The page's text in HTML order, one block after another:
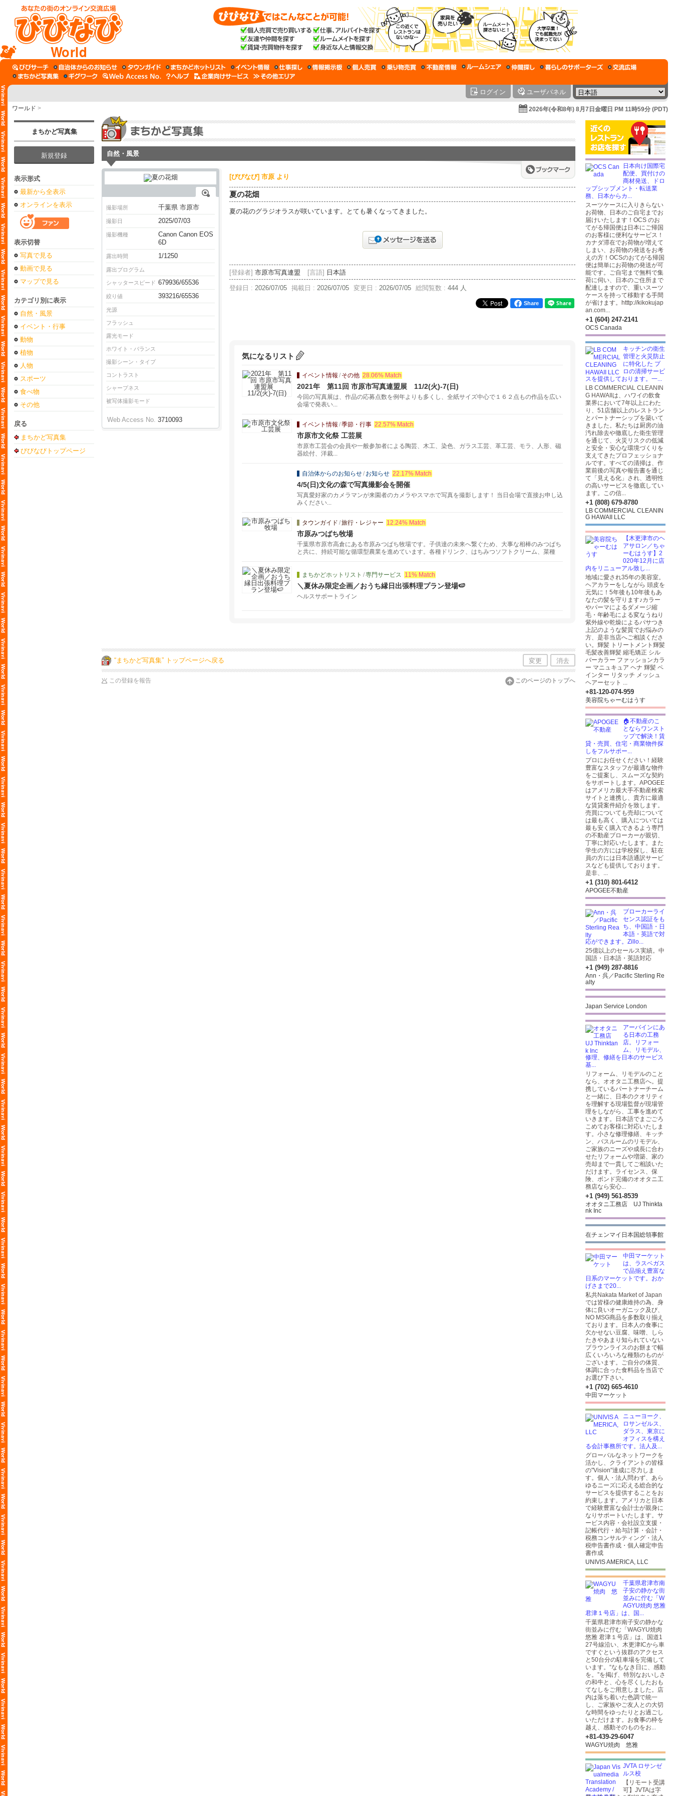
World
ログイン ユーザパネル
ワールド > 2026年(令和8年) 8月7日金曜日 PM 11時59分 (PDT)
まちかど写真集
新規登録
表示形式
最新から全表示
オンラインを表示
表示切替
写真で見る
動画で見る
マップで見る
カテゴリ別に表示
自然・風景
イベント・行事
動物
植物
人物
スポーツ
食べ物
その他
戻る
まちかど写真集
びびなびトップページ
自然・風景
撮影場所 千葉県 市原市
撮影日 2025/07/03
撮影機種
Canon Canon EOS
6D
露出時間 1/1250
露出プログラム
シャッタースピード 679936/65536
絞り値 393216/65536
光源
フラッシュ
露光モード
ホワイト・バランス
撮影シーン・タイプ
コントラスト
シャープネス
被写体撮影モード
Web Access No. 3710093
[びびなび] 市原 より
夏の花畑
夏の花のグラジオラスが咲いています。とても暑くなってきました。
[登録者] 市原市写真連盟 [言語] 日本語
登録日 : 2026/07/05 掲載日 : 2026/07/05 変更日 : 2026/07/05 総閲覧数 : 444 人
Share
気になるリスト
イベント情報 / その他 28.06% Match
2021年 第11回 市原市写真連盟展 11/2(火)-7(日)
今回の写真展は、作品の応募点数を例年よりも多くし、全紙サイズ中心で１６２点もの作品を広い
会場で発表い...
イベント情報 /季節・行事 22.57% Match
市原市文化祭 工芸展
市原市工芸会の会員や一般参加者による陶芸、木工、染色、ガラス工芸、革工芸、モラ、人形、磁
器絵付、洋裁...
自治体からのお知らせ/ お知らせ 22.17% Match
4/5(日)文化の森で写真撮影会を開催
写真愛好家のカメラマンが来園者のカメラやスマホで写真を撮影します！ 当日会場で直接お申し込
みください...
タウンガイド /旅行・レジャー 12.24% Match
市原みつばち牧場
千葉県市原市高倉にある市原みつばち牧場です。子供達の未来へ繋ぐため、大事な相棒のみつばち
と共に、持続可能な循環型農業を進めています。各種ドリンク、はちみつソフトクリーム、菜種
まちかどホットリスト /専門サービス 11% Match
＼夏休み限定企画／おうち縁日出張料理プラン登場🍉
ヘルスサポートライン
“まちかど写真集” トップページへ戻る 変更 消去
この登録を報告 このページのトップへ
日本向け国際宅
配便、買付けの
商材発送、ドロ
ップシップメント・転送業
務、日本からカ...
スーツケースに入りきらない
お荷物、日本のご自宅までお
届けいたします！OCS のお
てがる帰国便は日本にご帰国
のお客様に便利なサービス！
カナダ滞在でお荷物が増えて
しまい、お荷物の発送をお考
えの方！OCSのおてがる帰国
便は簡単にお荷物の発送が可
能です。ご自宅まで無料で集
荷に伺い、日本のご住所まで
配達しますので、重いスーツ
ケースを持って移動する手間
が省けます。htttp://kikokujap
an.com...
+1 (604) 247-2141
OCS Canada
キッチンの衛生
管理と火災防止
に特化した プ
ロの清掃サービ
スを提供しております。一...
LB COMMERCIAL CLEANIN
G HAWAIIは、ハワイの飲食
業界において7年以上にわた
り、51店舗以上のレストラン
とパートナーシップを築いて
きました。私たちは厨房の油
汚れ除去や徹底した衛生管理
を通じて、火災リスクの低減
と安全・安心な環境づくりを
支えてきたプロフェッショナ
ルです。すべての清掃は、作
業前後の写真や報告書を通じ
て「見える化」され、透明性
の高いサービスを徹底してい
ます。この信...
+1 (808) 679-8780
LB COMMERCIAL CLEANIN
G HAWAII LLC
【木更津市のヘ
アサロン／ちゃ
ーむはうす】2
020年12月に店
内をリニューアル致し...
地域に愛され35年の美容室。
ヘアカラーをしながら 頭皮を
元気に！5年後も10年後もあ
なたの髪を守ります♪カラー
やパーマによるダメージ縮
毛・年齢毛による変なうねり
紫外線や乾燥によるパサつき
上記のような髪質でお悩みの
方、是非当店へご相談くださ
い。輝髪 トリートメント輝髪
毛髪改善輝髪 縮毛矯正 シル
バーカラー ファッションカラ
ー マニュキュア ヘナ 輝髪 ペ
インター リタッチ メッシュ
ヘアーセット ...
+81-120-074-959
美容院ちゃーむはうす
🏠不動産のこ
とならワンスト
ップで解決！賃
貸・売買、住宅・商業物件探
しをフルサポー...
プロにお任せください！経験
豊富なスタッフが最適な物件
をご提案し、スムーズな契約
をサポートします。APOGEE
はアメリカ最大手不動産検索
サイトと連携し、貴方に最適
な賃貸案件紹介を致します。
売買についても売却について
は最も高く、購入については
最も安く購入できるよう専門
の不動産ブローカーが親切、
丁寧に対応いたします。また
学生の方には学校探し、駐在
員の方には日本語通訳サービ
スなども提供しております。
是非、...
+1 (310) 801-6412
APOGEE不動産
ブローカーライ
センス認証をも
ち、中国語・日
本語・英語で対
応ができます。Zillo...
25億以上のセールス実績。中
国語・日本語・英語対応
+1 (949) 287-8816
Ann・呉／Pacific Sterling Re
alty
Japan Service London
アーバインにあ
る日本の工務
店。リフォー
ム、リモデル、
修理、修繕を日本のサービス
基...
リフォーム、リモデルのこと
なら、オオタニ工務店へ。提
携しているパートナーチーム
と一緒に、日本のクオリティ
を理解する現場監督が現場管
理をしながら、工事を進めて
いきます。日本語でまごごろ
こめてお客様に対応いたしま
す。小さな修理修繕、キッチ
ン、バスルームのリモデル、
ご家族のニーズや成長に合わ
せたリフォームや増築、家の
売却まで一貫してご相談いた
だけます。ライセンス、保
険、ボンド完備のオオタニ工
務店なら安心...
+1 (949) 561-8539
オオタニ工務店 UJ Thinkta
nk Inc
在チェンマイ日本国総領事館
中田マーケット
は、ラスベガス
で品揃え豊富な
日系のマーケットです。おか
げさまで20...
私共Nakata Market of Japan
では皆様の健康維持の為、身
体に良いオーガニック及び、
NO MSG商品を多数取り揃え
ております。日本人の食事に
欠かせない豆腐、味噌、しら
たきやあまり知られていない
ブラウンライスのお餅まで幅
広くいろいろな種類のものが
ございます。ご自分の体質、
体調に合った食料品を当店で
お選び下さい。
+1 (702) 665-4610
中田マーケット
ニューヨーク、
ロサンゼルス、
ダラス、東京に
オフィスを構え
る会計事務所です。法人及...
グローバルなネットワークを
活かし、クライアントの皆様
の"Vision"達成に尽力しま
す。個人・法人問わず、あら
ゆるニーズに応える総合的な
サービスを提供することをお
約束します。アメリカと日本
で経験豊富な会計士が親身に
なりサポートいたします。サ
ービス内容・会社設立支援・
記帳代行・給与計算・会計・
税務コンサルティング・法人
税申告書作成・個人確定申告
書作成
UNIVIS AMERICA, LLC
千葉県君津市南
子安の静かな街
並みに佇む「W
AGYU焼肉 悠雅
君津１号店」は、国...
千葉県君津市南子安の静かな
街並みに佇む「WAGYU焼肉
悠雅 君津１号店」は、国道1
27号線沿い、木更津ICから車
ですぐという抜群のアクセス
と50台分の駐車場を完備して
います。“なもなき日に、感動
を。”を掲げ、特別なおいしさ
の和牛と、心を尽くしたおも
てなしをご用意しました。店
内は落ち着いた色調で統一
し、ご家族やご友人との大切
な時間をゆったりとお過ごし
いただけます。お食事の枠を
越え、感動そのものをお...
+81-439-29-6047
WAGYU焼肉 悠雅
JVTA ロサンゼ
ルス校
【リモート受講
可】JVTAは字